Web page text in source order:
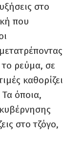
στο
που
το ρεύμα, σε
καθορίζει
όποια,
στο τζόγο,